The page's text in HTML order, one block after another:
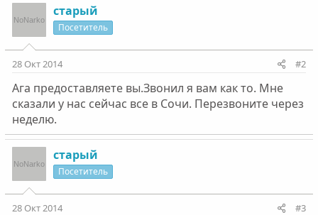
старый
Посетитель
28 Окт 2014 #2
Ага предоставляете вы.Звонил я вам как то. Мне
сказали у нас сейчас все в Сочи. Перезвоните через
неделю.
старый
Посетитель
28 Окт 2014 #3